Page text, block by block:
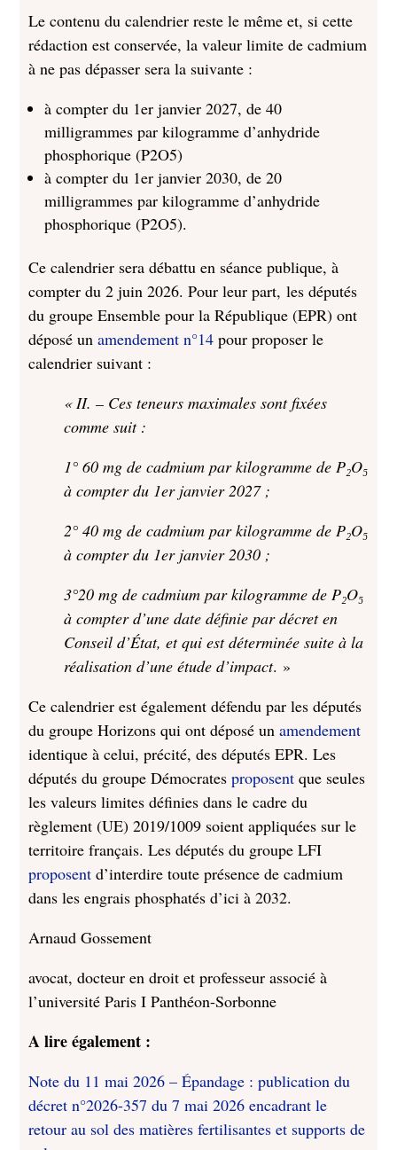
Le contenu du calendrier reste le même et, si cette
rédaction est conservée, la valeur limite de cadmium
à ne pas dépasser sera la suivante :
à compter du 1er janvier 2027, de 40
milligrammes par kilogramme d’anhydride
phosphorique (P2O5)
à compter du 1er janvier 2030, de 20
milligrammes par kilogramme d’anhydride
phosphorique (P2O5).
Ce calendrier sera débattu en séance publique, à
compter du 2 juin 2026. Pour leur part, les députés
du groupe Ensemble pour la République (EPR) ont
déposé unamendement n°14 pour proposer le
calendrier suivant :
« II. – Ces teneurs maximales sont fixées
comme suit :
1° 60 mg de cadmium par kilogramme de P₂O₅
à compter du 1er janvier 2027 ;
2° 40 mg de cadmium par kilogramme de P₂O₅
à compter du 1er janvier 2030 ;
3°20 mg de cadmium par kilogramme de P₂O₅
à compter d’une date définie par décret en
Conseil d’État, et qui est déterminée suite à la
réalisation d’une étude d’impact. »
Ce calendrier est également défendu par les députés
du groupe Horizons qui ont déposé unamendement
identique à celui, précité, des députés EPR. Les
députés du groupe Démocratesproposent que seules
les valeurs limites définies dans le cadre du
règlement (UE) 2019/1009 soient appliquées sur le
territoire français. Les députés du groupe LFI
proposent d’interdire toute présence de cadmium
dans les engrais phosphatés d’ici à 2032.
Arnaud Gossement
avocat, docteur en droit et professeur associé à
l’université Paris I Panthéon-Sorbonne
A lire également :
Note du 11 mai 2026 – Épandage : publication du
décret n°2026-357 du 7 mai 2026 encadrant le
retour au sol des matières fertilisantes et supports de